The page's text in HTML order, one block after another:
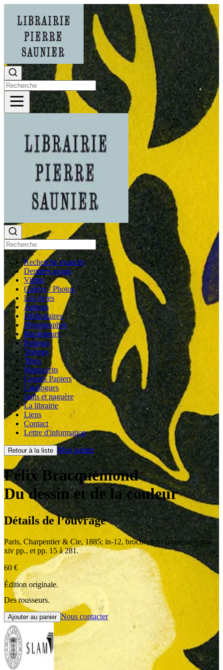
Recherche avancée
Derniers ajouts
Vitrine
Galerie / Photos
Les livres
Auteurs
Dédicataires
Photographes
Illustrateurs
Relieurs
Thèmes
Titres
Manuscrits
Grands Papiers
Catalogues
Jadis et naguère
La librairie
Liens
Contact
Lettre d'information
Retour à la liste Mon panier
Félix Bracquemond
Du dessin et de la couleur
Détails de l’ouvrage
Paris, Charpentier & Cie, 1885; in-12, broché, non coupé ni rogné
xiv pp., et pp. 15 à 281.
60 €
Édition originale.
Des rousseurs.
Ajouter au panier Nous contacter